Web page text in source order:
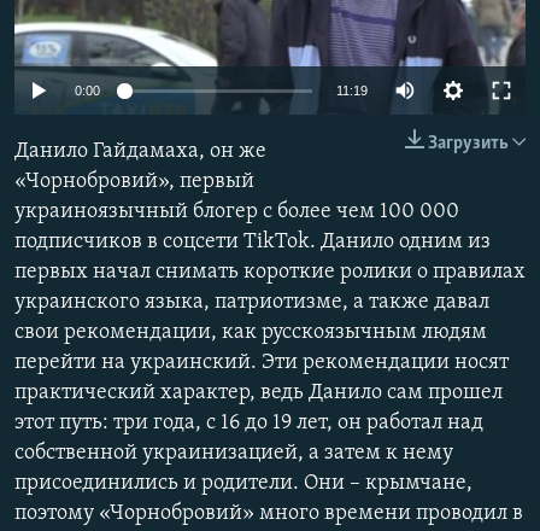
ПОБЕДИТЕЛЕЙ НЕ СУДЯТ?
КРЫМ.НЕПОКОРЕННЫЙ
УКРАИНСКАЯ ПРОБЛЕМА КРЫМА
ПРИСОЕДИНЯЙТЕСЬ!
Все сайты RFE/RL
1080p
0:00 11:19 Auto
240p
480p
720p
1080p
Загрузить
Данило Гайдамаха, он же
«Чорнобровий», первый
украиноязычный блогер с более чем 100 000
подписчиков в соцсети TikTok. Данило одним из
первых начал снимать короткие ролики о правилах
украинского языка, патриотизме, а также давал
свои рекомендации, как русскоязычным людям
перейти на украинский. Эти рекомендации носят
практический характер, ведь Данило сам прошел
этот путь: три года, с 16 до 19 лет, он работал над
собственной украинизацией, а затем к нему
присоединились и родители. Они – крымчане,
поэтому «Чорнобровий» много времени проводил в